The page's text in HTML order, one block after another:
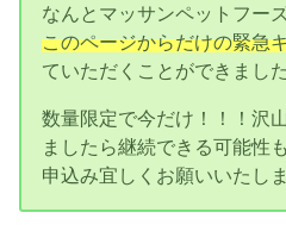
なんとマッサンペットフー
このページからだけの緊急
ていただくことができまし
数量限定で今だけ！！！沢
ましたら継続できる可能性
申込み宜しくお願いいたし